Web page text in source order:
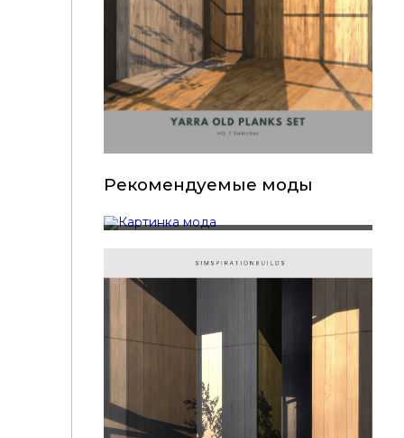
Рекомендуемые моды
SimspirationBuilds - Hamptons Siding